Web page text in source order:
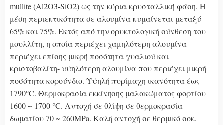
mullite (Al2O3-SiO2) ως την κύρια κρυσταλλική φάση. Η
μέση περιεκτικότητα σε αλουμίνα κυμαίνεται μεταξύ
65% και 75%. Εκτός από την ορυκτολογική σύνθεση του
μουλλίτη, η οποία περιέχει χαμηλότερη αλουμίνα
περιέχει επίσης μικρή ποσότητα γυαλιού και
κριστοβαλίτη- υψηλότερη αλουμίνα που περιέχει μικρή
ποσότητα κορούνδιο. Υψηλή πυρίμαχη ικανότητα έως
1790°C. Θερμοκρασία εκκίνησης μαλακώματος φορτίου
1600 ~ 1700 °C. Αντοχή σε θλίψη σε θερμοκρασία
δωματίου 70 ~ 260MPa. Καλή αντοχή σε θερμικό σοκ.